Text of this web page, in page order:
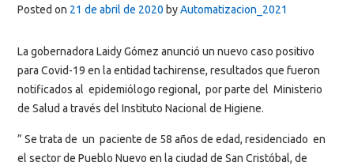
Posted on 21 de abril de 2020 byAutomatizacion_2021
La gobernadora Laidy Gómez anunció un nuevo caso positivo
para Covid-19 en la entidad tachirense, resultados que fueron
notificados al epidemiólogo regional, por parte del Ministerio
de Salud a través del Instituto Nacional de Higiene.
” Se trata de un paciente de 58 años de edad, residenciado en
el sector de Pueblo Nuevo en la ciudad de San Cristóbal, de